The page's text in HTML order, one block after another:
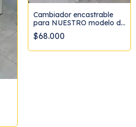
Cambiador encastrable
para NUESTRO modelo de
cuna MARCO de 60x1,20
$68.000